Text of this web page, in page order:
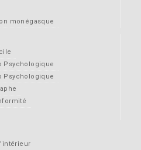
monégasque
Psychologique
Psychologique